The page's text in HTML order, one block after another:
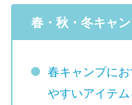
春・秋・冬キャ
春キャンプに
やすいアイテ